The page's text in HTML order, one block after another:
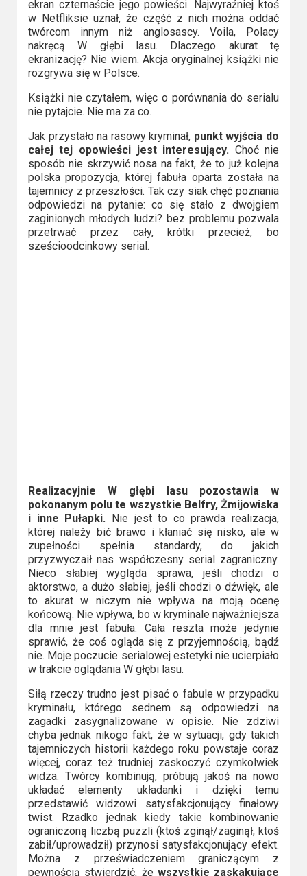
ekran czternaście jego powieści. Najwyraźniej ktoś
w Netfliksie uznał, że część z nich można oddać
twórcom innym niż anglosascy. Voila, Polacy
nakręcą W głębi lasu. Dlaczego akurat tę
ekranizację? Nie wiem. Akcja oryginalnej książki nie
rozgrywa się w Polsce.
Książki nie czytałem, więc o porównania do serialu
nie pytajcie. Nie ma za co.
Jak przystało na rasowy kryminał, punkt wyjścia do
całej tej opowieści jest interesujący. Choć nie
sposób nie skrzywić nosa na fakt, że to już kolejna
polska propozycja, której fabuła oparta została na
tajemnicy z przeszłości. Tak czy siak chęć poznania
odpowiedzi na pytanie: co się stało z dwojgiem
zaginionych młodych ludzi? bez problemu pozwala
przetrwać przez cały, krótki przecież, bo
sześcioodcinkowy serial.
Realizacyjnie W głębi lasu pozostawia w
pokonanym polu te wszystkie Belfry, Żmijowiska
i inne Pułapki. Nie jest to co prawda realizacja,
której należy bić brawo i kłaniać się nisko, ale w
zupełności spełnia standardy, do jakich
przyzwyczaił nas współczesny serial zagraniczny.
Nieco słabiej wygląda sprawa, jeśli chodzi o
aktorstwo, a dużo słabiej, jeśli chodzi o dźwięk, ale
to akurat w niczym nie wpływa na moją ocenę
końcową. Nie wpływa, bo w kryminale najważniejsza
dla mnie jest fabuła. Cała reszta może jedynie
sprawić, że coś ogląda się z przyjemnością, bądź
nie. Moje poczucie serialowej estetyki nie ucierpiało
w trakcie oglądania W głębi lasu.
Siłą rzeczy trudno jest pisać o fabule w przypadku
kryminału, którego sednem są odpowiedzi na
zagadki zasygnalizowane w opisie. Nie zdziwi
chyba jednak nikogo fakt, że w sytuacji, gdy takich
tajemniczych historii każdego roku powstaje coraz
więcej, coraz też trudniej zaskoczyć czymkolwiek
widza. Twórcy kombinują, próbują jakoś na nowo
układać elementy układanki i dzięki temu
przedstawić widzowi satysfakcjonujący finałowy
twist. Rzadko jednak kiedy takie kombinowanie
ograniczoną liczbą puzzli (ktoś zginął/zaginął, ktoś
zabił/uprowadził) przynosi satysfakcjonujący efekt.
Można z przeświadczeniem graniczącym z
pewnością stwierdzić, że wszystkie zaskakujące